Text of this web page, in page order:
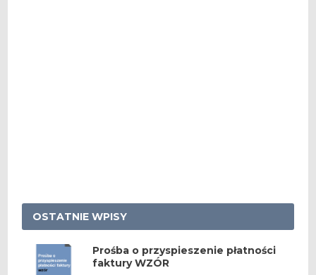
OSTATNIE WPISY
Prośba o przyspieszenie płatności
faktury WZÓR